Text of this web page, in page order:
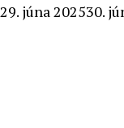
By
29. júna 202530.